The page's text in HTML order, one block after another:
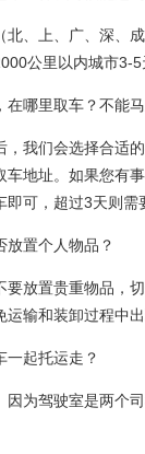
北、上、广、深、
公里以内城市3-
在哪里取车？不能
，我们会选择合适
车地址。如果您有
可，超过3天则需
放置个人物品？
要放置贵重物品，
输和装卸过程中出
一起托运走？
因为驾驶室是两个